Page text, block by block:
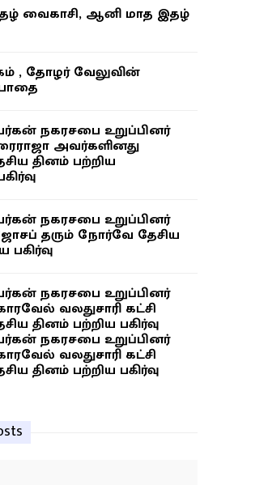
வைகாசி, ஆனி மாத இதழ்
, தோழர் வேலுவின்
நகரசபை உறுப்பினர்
அவர்களினது
தினம் பற்றிய
நகரசபை உறுப்பினர்
தரும் நோர்வே தேசிய
பகிர்வு
நகரசபை உறுப்பினர்
வலதுசாரி கட்சி
தினம் பற்றிய பகிர்வு
நகரசபை உறுப்பினர்
வலதுசாரி கட்சி
தினம் பற்றிய பகிர்வு